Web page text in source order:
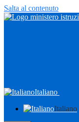
Salta al contenuto
Italiano
Italiano